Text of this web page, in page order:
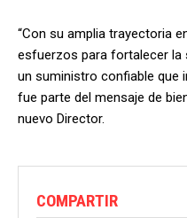
“Con su amplia trayectoria
esfuerzos para fortalecer la
un suministro confiable que
fue parte del mensaje de
nuevo Director.
COMPARTIR